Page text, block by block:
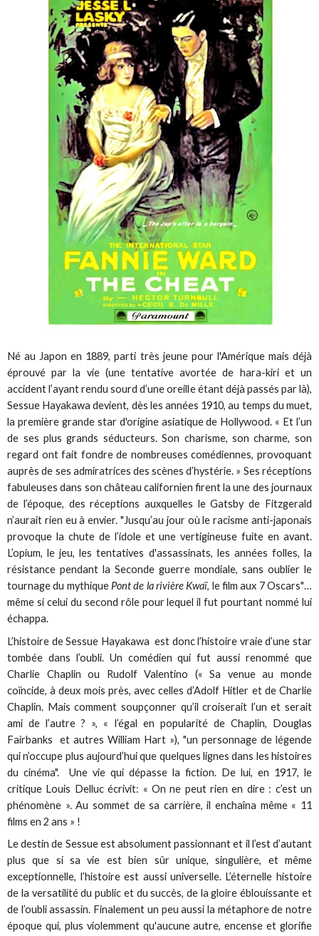
Né au Japon en 1889, parti très jeune pour l'Amérique mais déjà
éprouvé par la vie (une tentative avortée de hara-kiri et un
accident l’ayant rendu sourd d’une oreille étant déjà passés par là),
Sessue Hayakawa devient, dès les années 1910, au temps du muet,
la première grande star d'origine asiatique de Hollywood. « Et l’un
de ses plus grands séducteurs. Son charisme, son charme, son
regard ont fait fondre de nombreuses comédiennes, provoquant
auprès de ses admiratrices des scènes d’hystérie. » Ses réceptions
fabuleuses dans son château californien firent la une des journaux
de l’époque, des réceptions auxquelles le Gatsby de Fitzgerald
n’aurait rien eu à envier. "Jusqu’au jour où le racisme anti-japonais
provoque la chute de l’idole et une vertigineuse fuite en avant.
L’opium, le jeu, les tentatives d'assassinats, les années folles, la
résistance pendant la Seconde guerre mondiale, sans oublier le
tournage du mythiquePont de la rivière Kwaï, le film aux 7 Oscars"…
même si celui du second rôle pour lequel il fut pourtant nommé lui
échappa.
L’histoire de Sessue Hayakawa est donc l’histoire vraie d’une star
tombée dans l’oubli. Un comédien qui fut aussi renommé que
Charlie Chaplin ou Rudolf Valentino (« Sa venue au monde
coïncide, à deux mois près, avec celles d’Adolf Hitler et de Charlie
Chaplin. Mais comment soupçonner qu’il croiserait l’un et serait
ami de l’autre ? », « l’égal en popularité de Chaplin, Douglas
Fairbanks et autres William Hart »), "un personnage de légende
qui n’occupe plus aujourd’hui que quelques lignes dans les histoires
du cinéma". Une vie qui dépasse la fiction. De lui, en 1917, le
critique Louis Delluc écrivit: « On ne peut rien en dire : c’est un
phénomène ». Au sommet de sa carrière, il enchaîna même « 11
films en 2 ans » !
Le destin de Sessue est absolument passionnant et il l’est d’autant
plus que si sa vie est bien sûr unique, singulière, et même
exceptionnelle, l’histoire est aussi universelle. L’éternelle histoire
de la versatilité du public et du succès, de la gloire éblouissante et
de l’oubli assassin. Finalement un peu aussi la métaphore de notre
époque qui, plus violemment qu'aucune autre, encense et glorifie